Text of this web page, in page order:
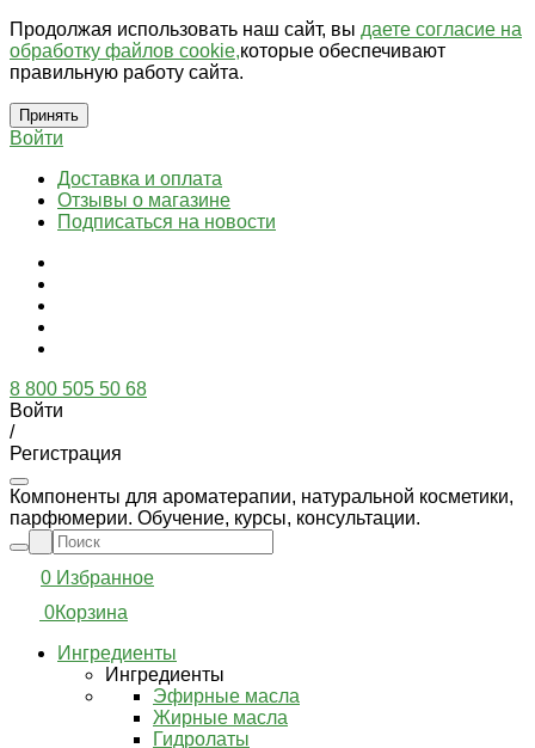
Продолжая использовать наш сайт, вы даете согласие на
обработку файлов cookie,которые обеспечивают
правильную работу сайта.
Принять
Войти
Доставка и оплата
Отзывы о магазине
Подписаться на новости
8 800 505 50 68
Войти
/
Регистрация
Компоненты для ароматерапии, натуральной косметики,
парфюмерии. Обучение, курсы, консультации.
0 Избранное
0Корзина
Ингредиенты
Ингредиенты
Эфирные масла
Жирные масла
Гидролаты